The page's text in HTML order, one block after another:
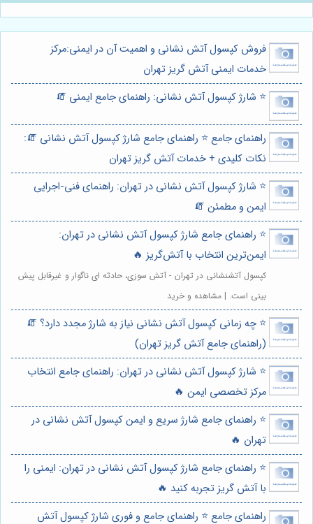
فروش کپسول آتش نشانی و اهمیت آن در ایمنی:مرکز
خدمات ایمنی آتش گریز تهران
⭐️ شارژ کپسول آتش نشانی: راهنمای جامع ایمنی 🧯
راهنمای جامع ⭐️ راهنمای جامع شارژ کپسول آتش نشانی 🧯:
نکات کلیدی + خدمات آتش گریز تهران
⭐️ شارژ کپسول آتش نشانی در تهران: راهنمای فنی-اجرایی
ایمن و مطمئن 🧯
⭐️ راهنمای جامع شارژ کپسول آتش نشانی در تهران:
ایمن‌ترین انتخاب با آتش‌گریز 🔥
کپسول آتشنشانی در تهران - آتش سوزی، حادثه ای ناگوار و غیرقابل پیش
بینی است. | مشاهده و خرید
⭐️ چه زمانی کپسول آتش نشانی نیاز به شارژ مجدد دارد؟ 🧯
(راهنمای جامع آتش گریز تهران)
⭐️ شارژ کپسول آتش نشانی در تهران: راهنمای جامع انتخاب
مرکز تخصصی ایمن 🔥
⭐️ راهنمای جامع شارژ سریع و ایمن کپسول آتش نشانی در
تهران 🔥
⭐️ راهنمای جامع شارژ کپسول آتش نشانی در تهران: ایمنی را
با آتش گریز تجربه کنید 🔥
راهنمای جامع ⭐️ راهنمای جامع و فوری شارژ کپسول آتش